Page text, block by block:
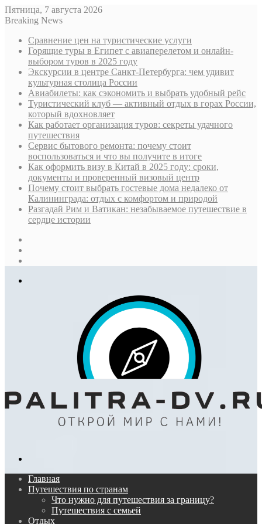
Пятница, 7 августа 2026
Breaking News
Сравнение цен на туристические услуги
Горящие туры в Египет с авиаперелетом и онлайн-
выбором туров в 2025 году
Экскурсии в центре Санкт-Петербурга: чем удивит
культурная столица России
Авиабилеты: как сэкономить и выбрать удобный рейс
Туристический клуб — активный отдых в горах России,
который вдохновляет
Как работает организация туров: секреты удачного
путешествия
Сервис бытового ремонта: почему стоит
воспользоваться и что вы получите в итоге
Как оформить визу в Китай в 2025 году: сроки,
документы и проверенный визовый центр
Почему стоит выбрать гостевые дома недалеко от
Калининграда: отдых с комфортом и природой
Разгадай Рим и Ватикан: незабываемое путешествие в
сердце истории
Главная
Путешествия по странам
Что нужно для путешествия за границу?
Путешествия с семьей
Отдых